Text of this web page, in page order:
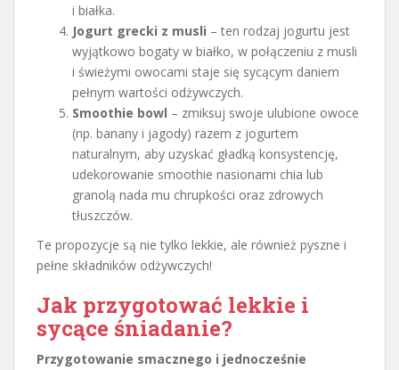
i białka.
Jogurt grecki z musli – ten rodzaj jogurtu jest
wyjątkowo bogaty w białko, w połączeniu z musli
i świeżymi owocami staje się sycącym daniem
pełnym wartości odżywczych.
Smoothie bowl – zmiksuj swoje ulubione owoce
(np. banany i jagody) razem z jogurtem
naturalnym, aby uzyskać gładką konsystencję,
udekorowanie smoothie nasionami chia lub
granolą nada mu chrupkości oraz zdrowych
tłuszczów.
Te propozycje są nie tylko lekkie, ale również pyszne i
pełne składników odżywczych!
Jak przygotować lekkie i
sycące śniadanie?
Przygotowanie smacznego i jednocześnie